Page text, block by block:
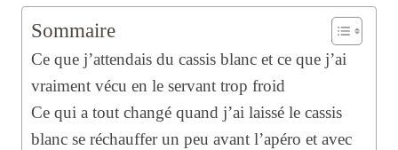
Sommaire
Ce que j’attendais du cassis blanc et ce que j’ai
vraiment vécu en le servant trop froid
Ce qui a tout changé quand j’ai laissé le cassis
blanc se réchauffer un peu avant l’apéro et avec